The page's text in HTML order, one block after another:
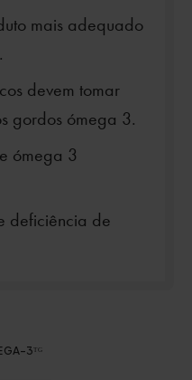
mais adequado
devem tomar
gordos ómega 3.
ómega 3
deficiência de
3ᵀᴳ